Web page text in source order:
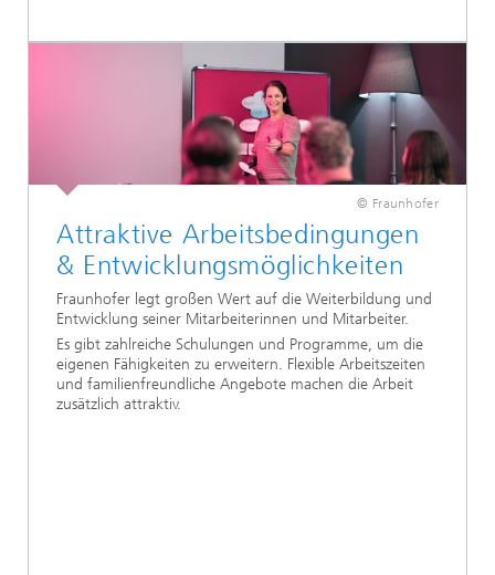
© Fraunhofer
Attraktive Arbeitsbedingungen
& Entwicklungsmöglichkeiten
Fraunhofer legt großen Wert auf die Weiterbildung und
Entwicklung seiner Mitarbeiterinnen und Mitarbeiter.
Es gibt zahlreiche Schulungen und Programme, um die
eigenen Fähigkeiten zu erweitern. Flexible Arbeitszeiten
und familienfreundliche Angebote machen die Arbeit
zusätzlich attraktiv.